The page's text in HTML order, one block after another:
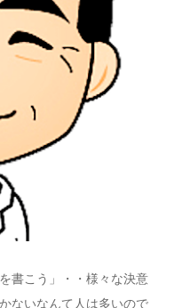
書こう」・・様々な決意
ないなんて人は多いので